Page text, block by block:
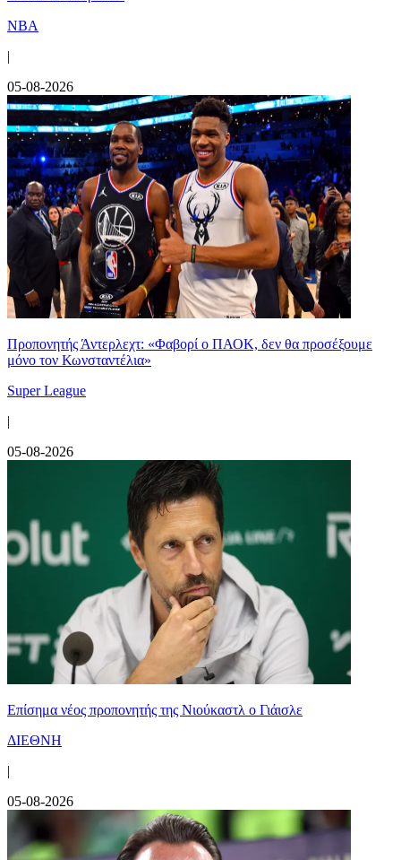
NBA
|
05-08-2026
Προπονητής Άντερλεχτ: «Φαβορί ο ΠΑΟΚ, δεν θα προσέξουμε
μόνο τον Κωνσταντέλια»
Super League
|
05-08-2026
Επίσημα νέος προπονητής της Νιούκαστλ ο Γιάισλε
ΔΙΕΘΝΗ
|
05-08-2026